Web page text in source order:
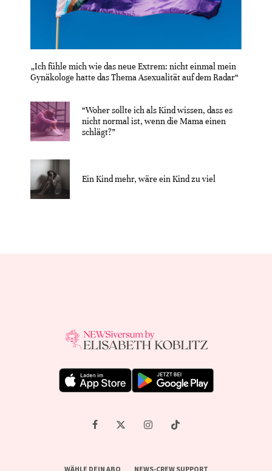
„Ich fühle mich wie das neue Extrem: nicht einmal mein
Gynäkologe hatte das Thema Asexualität auf dem Radar“
“Woher sollte ich als Kind wissen, dass es
nicht normal ist, wenn die Mama einen
schlägt?”
Ein Kind mehr, wäre ein Kind zu viel
WÄHLE DEIN ABO NEWS-CREW SUPPORT